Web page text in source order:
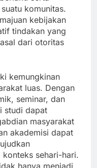
komunitas.
kebijakan
tindakan yang
dari otoritas
kemungkinan
luas. Dengan
seminar, dan
studi dapat
masyarakat
akademisi dapat
konteks sehari-hari.